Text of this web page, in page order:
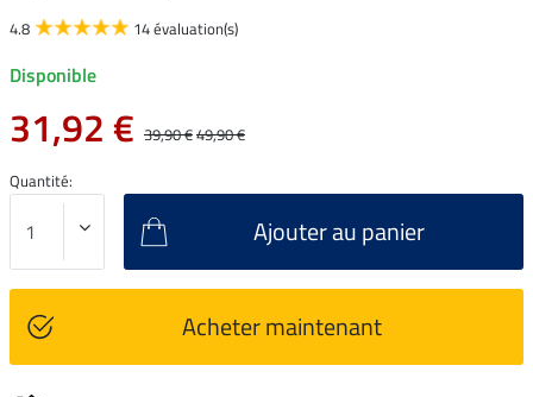
4.8 14 évaluation(s)
Disponible
31,92 € 39,90 €49,90 €
Quantité:
Ajouter au panier
Acheter maintenant